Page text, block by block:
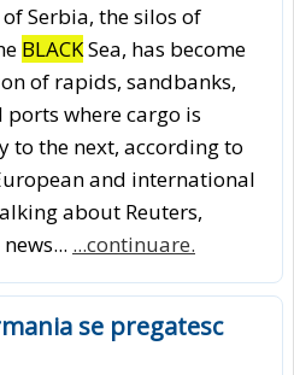
Serbia, the silos of
BLACKSea, has become
of rapids, sandbanks,
where cargo is
to the next, according to
and international
about Reuters,
...continuare.
se pregatesc